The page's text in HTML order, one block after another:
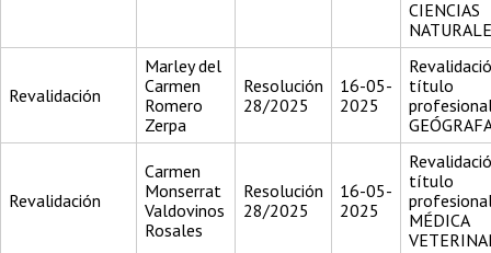
CIENCIAS
Revalidación
Marley del
Carmen
Romero
Zerpa
Resolución
28/2025
16-05-
2025
título
Revalidación
Carmen
Monserrat
Valdovinos
Rosales
Resolución
28/2025
16-05-
2025
título
MÉDICA